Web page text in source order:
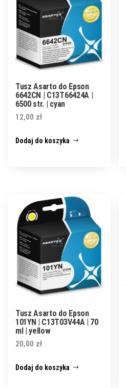
Tusz Asarto do Epson
6642CN | C13T66424A |
6500 str. | cyan
12,00 zł
Dodaj do koszyka
Tusz Asarto do Epson
101YN | C13T03V44A | 70
ml | yellow
20,00 zł
Dodaj do koszyka